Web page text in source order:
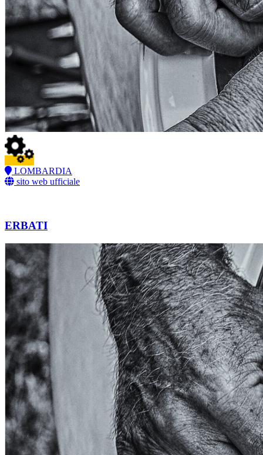
LOMBARDIA
sito web ufficiale
ERBATI